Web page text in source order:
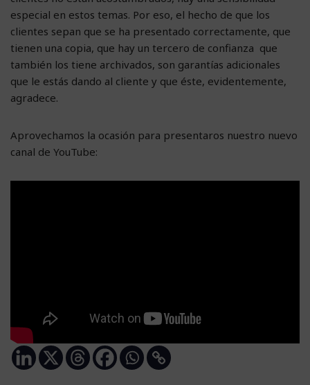
especial en estos temas. Por eso, el hecho de que los
clientes sepan que se ha presentado correctamente, que
tienen una copia, que hay un tercero de confianza que
también los tiene archivados, son garantías adicionales
que le estás dando al cliente y que éste, evidentemente,
agradece.
Aprovechamos la ocasión para presentaros nuestro nuevo
canal de YouTube: